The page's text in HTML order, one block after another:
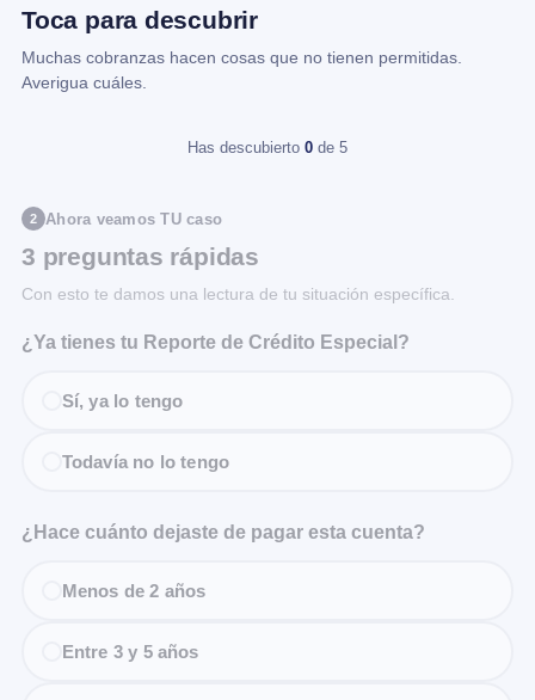
Toca para descubrir
Muchas cobranzas hacen cosas que no tienen permitidas.
Averigua cuáles.
Has descubierto 0 de 5
2 Ahora veamos TU caso
3 preguntas rápidas
Con esto te damos una lectura de tu situación específica.
¿Ya tienes tu Reporte de Crédito Especial?
Sí, ya lo tengo
Todavía no lo tengo
¿Hace cuánto dejaste de pagar esta cuenta?
Menos de 2 años
Entre 3 y 5 años